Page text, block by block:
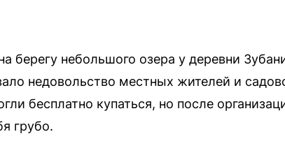
берегу небольшого озера у деревни
недовольство местных жителей и
бесплатно купаться, но после
грубо.